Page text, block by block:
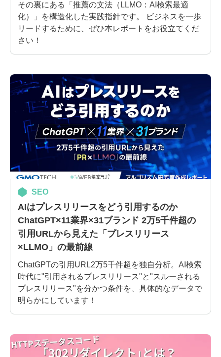
その裏にある「推薦の文法（LLMO：AI検索最適
化）」を構造化した実践指針です。 ビジネスを一歩
リードするために、ぜひ本レポートをお役立てくだ
さい！
SEO
AIはプレスリリースをどう引用するのか
ChatGPT×11業界×31ブランド 2万5千件超の
引用URLから見えた「プレスリリース
×LLMO」の最前線
ChatGPTの引用URL2万5千件超を独自分析。AI検索
時代に"引用されるプレスリリース"と"スルーされる
プレスリリース"を分かつ条件を、具体的なデータで
明らかにしています！